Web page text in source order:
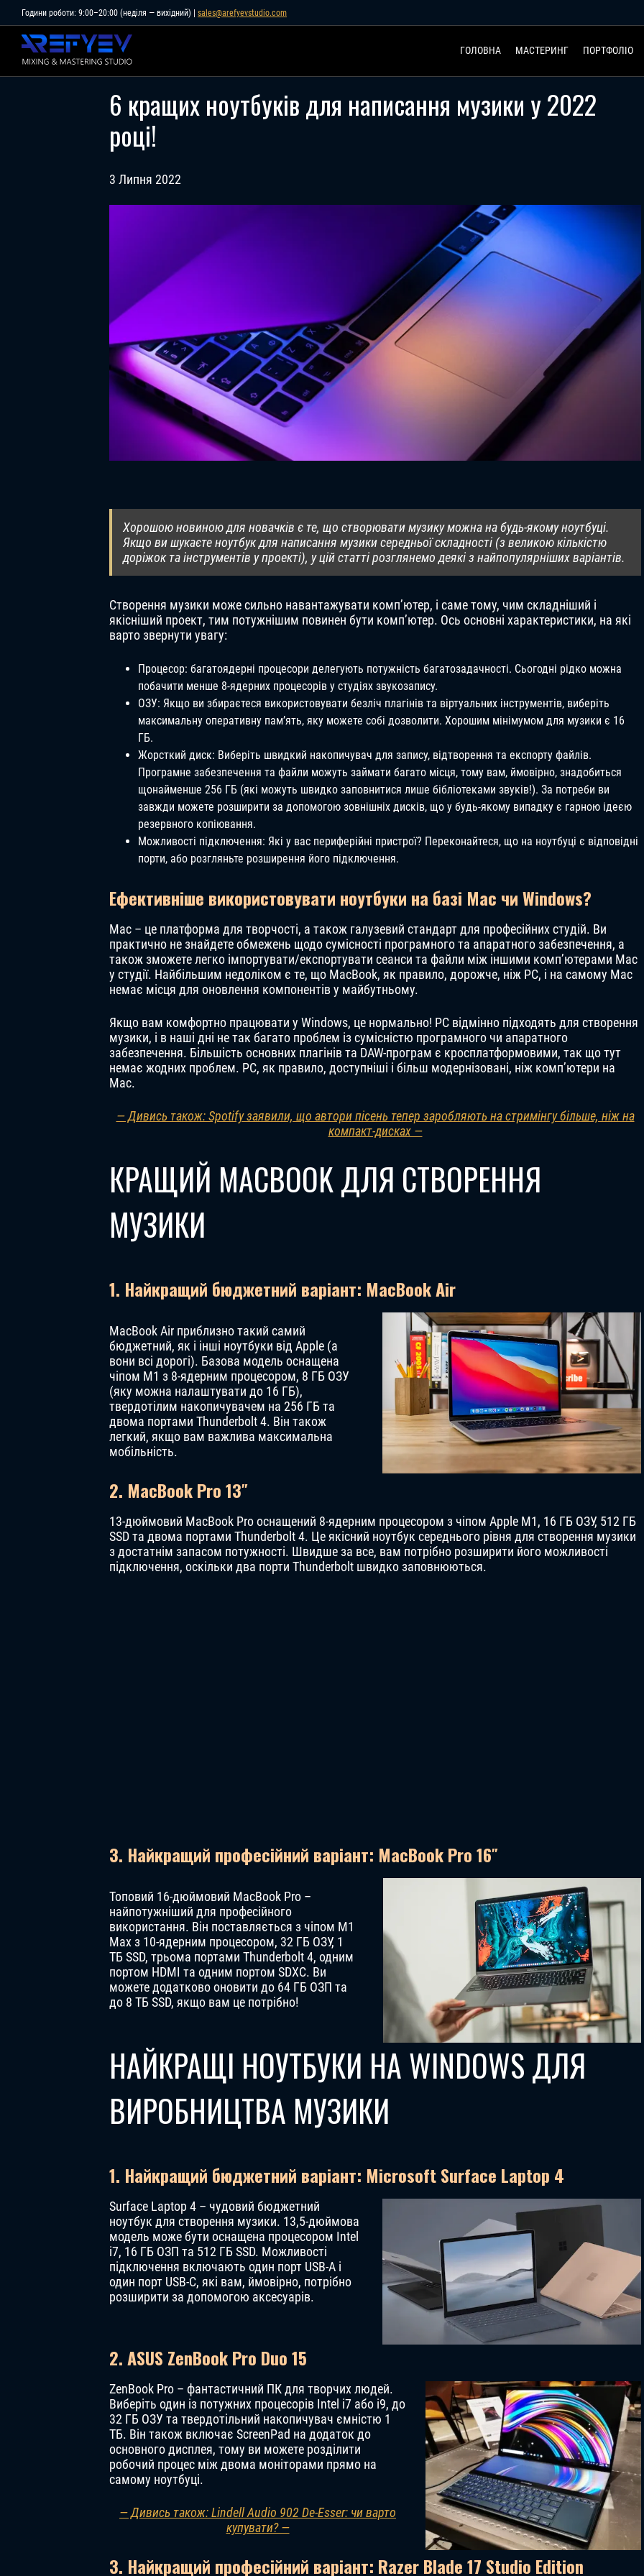
to
content
Години роботи: 9:00–20:00 (неділя — вихідний) | sales@arefyevstudio.com
ГОЛОВНА МАСТЕРИНГ ПОРТФОЛІО
6 кращих ноутбуків для написання музики у 2022
році!
3 Липня 2022
Хорошою новиною для новачків є те, що створювати музику можна на будь-якому ноутбуці.
Якщо ви шукаєте ноутбук для написання музики середньої складності (з великою кількістю
доріжок та інструментів у проекті), у цій статті розглянемо деякі з найпопулярніших варіантів.
Створення музики може сильно навантажувати комп’ютер, і саме тому, чим складніший і
якісніший проект, тим потужнішим повинен бути комп’ютер. Ось основні характеристики, на які
варто звернути увагу:
Процесор: багатоядерні процесори делегують потужність багатозадачності. Сьогодні рідко можна
побачити менше 8-ядерних процесорів у студіях звукозапису.
ОЗУ: Якщо ви збираєтеся використовувати безліч плагінів та віртуальних інструментів, виберіть
максимальну оперативну пам’ять, яку можете собі дозволити. Хорошим мінімумом для музики є 16
ГБ.
Жорсткий диск: Виберіть швидкий накопичувач для запису, відтворення та експорту файлів.
Програмне забезпечення та файли можуть займати багато місця, тому вам, ймовірно, знадобиться
щонайменше 256 ГБ (які можуть швидко заповнитися лише бібліотеками звуків!). За потреби ви
завжди можете розширити за допомогою зовнішніх дисків, що у будь-якому випадку є гарною ідеєю
резервного копіювання.
Можливості підключення: Які у вас периферійні пристрої? Переконайтеся, що на ноутбуці є відповідні
порти, або розгляньте розширення його підключення.
Ефективніше використовувати ноутбуки на базі Mac чи Windows?
Mac – це платформа для творчості, а також галузевий стандарт для професійних студій. Ви
практично не знайдете обмежень щодо сумісності програмного та апаратного забезпечення, а
також зможете легко імпортувати/експортувати сеанси та файли між іншими комп’ютерами Mac
у студії. Найбільшим недоліком є ​​те, що MacBook, як правило, дорожче, ніж PC, і на самому Mac
немає місця для оновлення компонентів у майбутньому.
Якщо вам комфортно працювати у Windows, це нормально! PC відмінно підходять для створення
музики, і в наші дні не так багато проблем із сумісністю програмного чи апаратного
забезпечення. Більшість основних плагінів та DAW-програм є кросплатформовими, так що тут
немає жодних проблем. PC, як правило, доступніші і більш модернізовані, ніж комп’ютери на
Mac.
— Дивись також: Spotify заявили, що автори пісень тепер заробляють на стримінгу більше, ніж на
компакт-дисках —
КРАЩИЙ MACBOOK ДЛЯ СТВОРЕННЯ
МУЗИКИ
1. Найкращий бюджетний варіант: MacBook Air
MacBook Air приблизно такий самий
бюджетний, як і інші ноутбуки від Apple (а
вони всі дорогі). Базова модель оснащена
чіпом M1 з 8-ядерним процесором, 8 ГБ ОЗУ
(яку можна налаштувати до 16 ГБ),
твердотілим накопичувачем на 256 ГБ та
двома портами Thunderbolt 4. Він також
легкий, якщо вам важлива максимальна
мобільність.
2. MacBook Pro 13″
13-дюймовий MacBook Pro оснащений 8-ядерним процесором з чіпом Apple M1, 16 ГБ ОЗУ, 512 ГБ
SSD та двома портами Thunderbolt 4. Це якісний ноутбук середнього рівня для створення музики
з достатнім запасом потужності. Швидше за все, вам потрібно розширити його можливості
підключення, оскільки два порти Thunderbolt швидко заповнюються.
3. Найкращий професійний варіант: MacBook Pro 16″
Топовий 16-дюймовий MacBook Pro –
найпотужніший для професійного
використання. Він поставляється з чіпом M1
Max з 10-ядерним процесором, 32 ГБ ОЗУ, 1
ТБ SSD, трьома портами Thunderbolt 4, одним
портом HDMI та одним портом SDXC. Ви
можете додатково оновити до 64 ГБ ОЗП та
до 8 ТБ SSD, якщо вам це потрібно!
НАЙКРАЩІ НОУТБУКИ НА WINDOWS ДЛЯ
ВИРОБНИЦТВА МУЗИКИ
1. Найкращий бюджетний варіант: Microsoft Surface Laptop 4
Surface Laptop 4 – чудовий бюджетний
ноутбук для створення музики. 13,5-дюймова
модель може бути оснащена процесором Intel
i7, 16 ГБ ОЗП та 512 ГБ SSD. Можливості
підключення включають один порт USB-A і
один порт USB-C, які вам, ймовірно, потрібно
розширити за допомогою аксесуарів.
2. ASUS ZenBook Pro Duo 15
ZenBook Pro – фантастичний ПК для творчих людей.
Виберіть один із потужних процесорів Intel i7 або i9, до
32 ГБ ОЗУ та твердотільний накопичувач ємністю 1
ТБ. Він також включає ScreenPad на додаток до
основного дисплея, тому ви можете розділити
робочий процес між двома моніторами прямо на
самому ноутбуці.
— Дивись також: Lindell Audio 902 De-Esser: чи варто
купувати? —
3. Найкращий професійний варіант: Razer Blade 17 Studio Edition